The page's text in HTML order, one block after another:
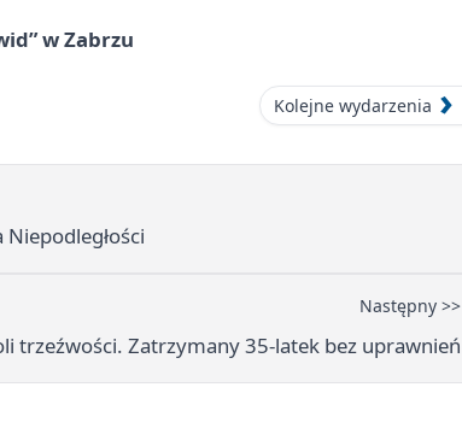
w Zabrzu
Kolejne wydarzenia
Następny >>
trzeźwości. Zatrzymany 35-latek bez uprawnień